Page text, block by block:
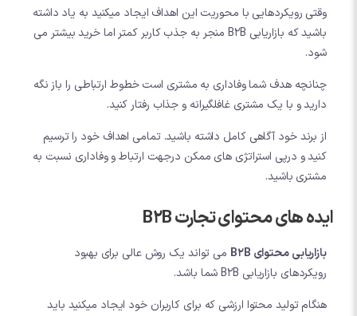
وقتی رویکردهایی با محوریت این اهداف ایجاد میکنید به یاد داشته
باشید که بازاریابی B2B منجر به جذب کاربر کمتر اما خرید بیشتر می
شود.
چنانچه هدف شما وفاداری به مشتری است خطوط ارتباطی را باز نگه
دارید و با یک مشتری غافلگیرانه و جذاب رفتار کنید.
از برند خود آگاهی کامل داشته باشید. تمامی اهداف خود را ترسیم
کنید و درپی استراتژی های ممکن درجهت ارتباط و وفاداری نسبت به
مشتری باشید.
ایده های محتوای تجارت B2B
بازاریابی محتوای B2B
می تواند یک روش عالی برای بهبود
رویکردهای بازاریابی B2B شما باشد.
هنگام تولید محتوا ارزشی که برای کاربران خود ایجاد میکنید باید